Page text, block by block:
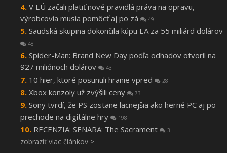
V EÚ začali platiť nové pravidlá práva na opravu,
výrobcovia musia pomôcť aj po zá
49
Saudská skupina dokončila kúpu EA za 55 miliárd dolárov
48
Spider-Man: Brand New Day podľa odhadov otvoril na
927 miliónoch dolárov
43
10 hier, ktoré posunuli hranie vpred 28
Xbox konzoly už zvýšili ceny 73
Sony tvrdí, že PS zostane lacnejšia ako herné PC aj po
prechode na digitálne hry
198
RECENZIA: SENARA: The Sacrament 3
zobraziť viac článkov >